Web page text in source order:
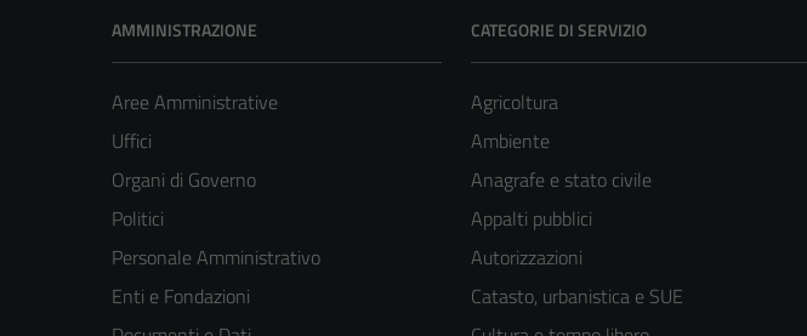
AMMINISTRAZIONE
Aree Amministrative
Uffici
Organi di Governo
Politici
Personale Amministrativo
Enti e Fondazioni
CATEGORIE DI SERVIZIO
Agricoltura
Ambiente
Anagrafe e stato civile
Appalti pubblici
Autorizzazioni
Catasto, urbanistica e SUE